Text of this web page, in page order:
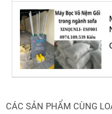
CÁC SẢN PHẨM CÙNG